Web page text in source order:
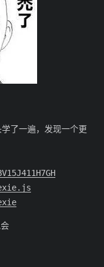
一遍，发现一个更